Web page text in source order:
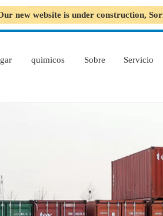
new website is under construction,
quimicos Sobre Servicio